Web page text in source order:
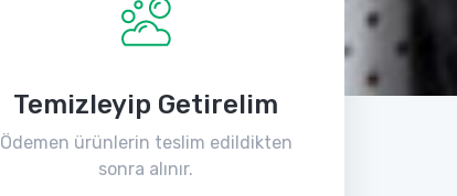
Temizleyip Getirelim
Ödemen ürünlerin teslim edildikten
sonra alınır.